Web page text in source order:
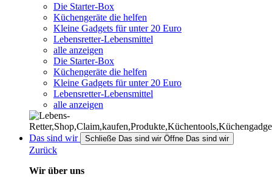
Die Starter-Box
Küchengeräte die helfen
Kleine Gadgets für unter 20 Euro
Lebensretter-Lebensmittel
alle anzeigen
Die Starter-Box
Küchengeräte die helfen
Kleine Gadgets für unter 20 Euro
Lebensretter-Lebensmittel
alle anzeigen
Das sind wir Schließe Das sind wir Öffne Das sind wir
Zurück
Wir über uns